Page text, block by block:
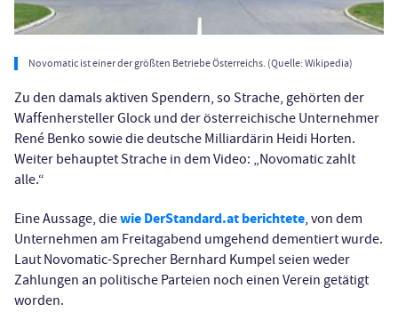
Novomatic ist einer der größten Betriebe Österreichs. (Quelle: Wikipedia)
Zu den damals aktiven Spendern, so Strache, gehörten der
Waffenhersteller Glock und der österreichische Unternehmer
René Benko sowie die deutsche Milliardärin Heidi Horten.
Weiter behauptet Strache in dem Video: „Novomatic zahlt
alle.“
Eine Aussage, diewie DerStandard.at berichtete, von dem
Unternehmen am Freitagabend umgehend dementiert wurde.
Laut Novomatic-Sprecher Bernhard Kumpel seien weder
Zahlungen an politische Parteien noch einen Verein getätigt
worden.